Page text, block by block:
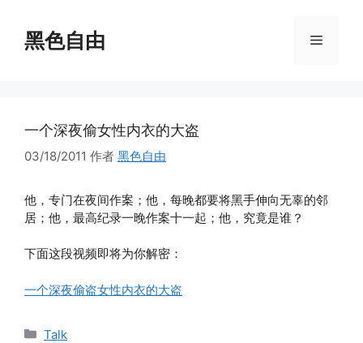
黑色自由 菜
一个深夜偷女性内衣的大盗
03/18/2011 作者 黑色自由
他，专门在夜间作案；他，每晚都要将黑手伸向无辜的邻
居；他，最高纪录一晚作案十一起；他，究竟是谁？
下面这段视频即将为你解密：
一个深夜偷盗女性内衣的大盗
分
Talk